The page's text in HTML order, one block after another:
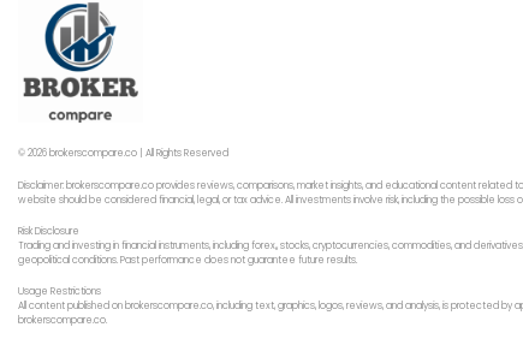
© 2026 brokerscompare.co | All Rights Reserved
Disclaimer: brokerscompare.co provides reviews, comparisons, market insights, and educational content
website should be considered financial, legal, or tax advice. All investments involve risk, including the possible
Risk Disclosure
Trading and investing in financial instruments, including forex,, stocks, cryptocurrencies, commodities, and
geopolitical conditions. Past performance does not guarantee future results.
Usage Restrictions
All content published on brokerscompare.co, including text, graphics, logos, reviews, and analysis, is protected
brokerscompare.co.